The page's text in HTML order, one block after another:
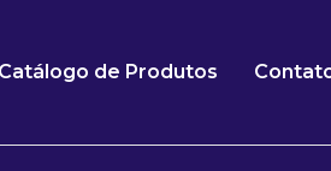
Catálogo de Produtos